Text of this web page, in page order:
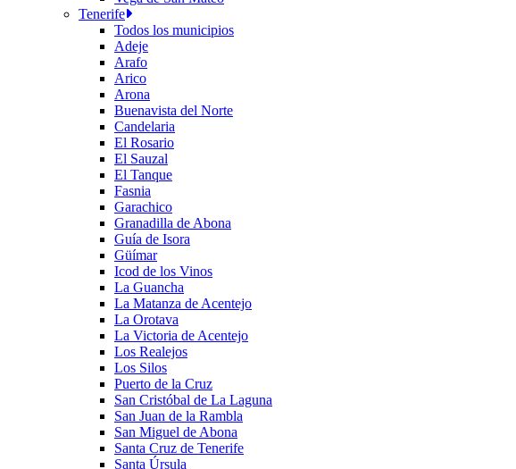
Tenerife
Todos los municipios
Adeje
Arafo
Arico
Arona
Buenavista del Norte
Candelaria
El Rosario
El Sauzal
El Tanque
Fasnia
Garachico
Granadilla de Abona
Guía de Isora
Güímar
Icod de los Vinos
La Guancha
La Matanza de Acentejo
La Orotava
La Victoria de Acentejo
Los Realejos
Los Silos
Puerto de la Cruz
San Cristóbal de La Laguna
San Juan de la Rambla
San Miguel de Abona
Santa Cruz de Tenerife
Santa Úrsula